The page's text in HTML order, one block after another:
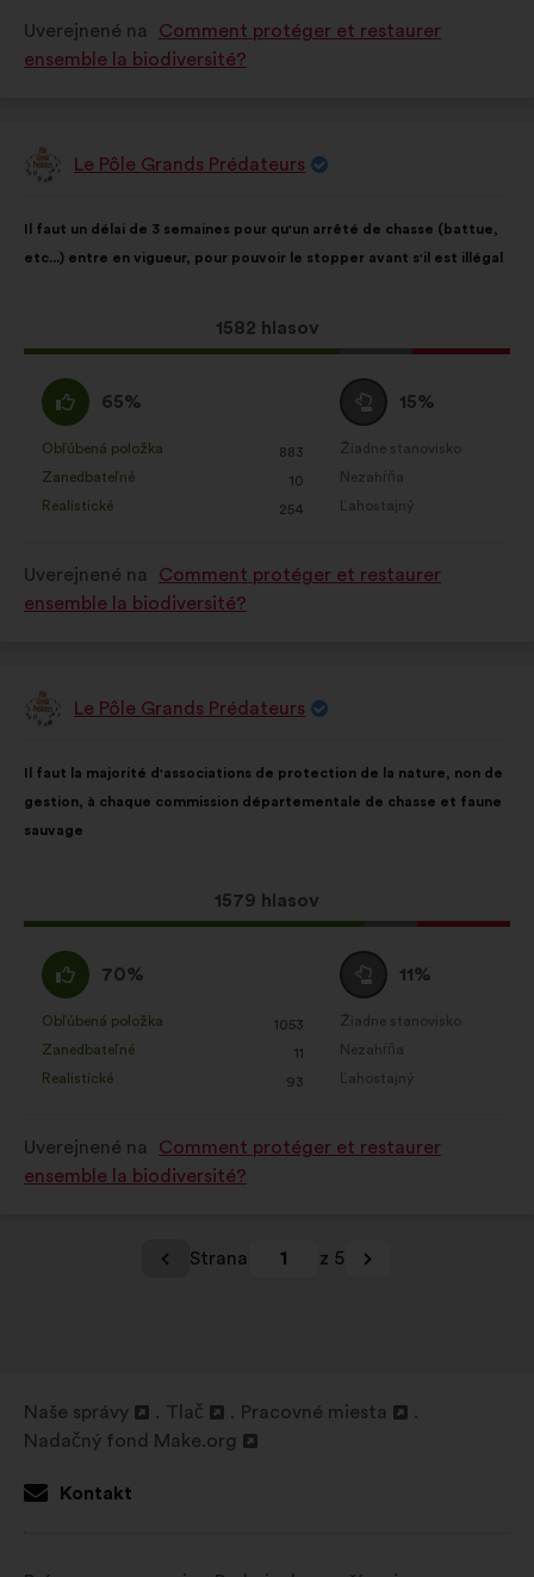
Uverejnené na
Comment protéger et restaurer
ensemble la biodiversité?
Návrh: Le Pôle Grands Prédateurs
návrhu:
Il faut un délai de 3 semaines pour qu'un arrêté de chasse (battue,
etc...) entre en vigueur, pour pouvoir le stopper avant s'il est illégal
Tento
návrh
1582 hlasov
rozdelením:
Súhlasím
:
65%
Obľúbená položka
: 883
krát
Zanedbateľné
: 10
krát
Realistické
: 254
krát
Neutrálny
hlas
:
15%
Žiadne stanovisko
:krát
Nezahŕňa
:krát
Ľahostajný
:krát
Uverejnené na
Comment protéger et restaurer
ensemble la biodiversité?
Návrh: Le Pôle Grands Prédateurs
návrhu:
Il faut la majorité d'associations de protection de la nature, non de
gestion, à chaque commission départementale de chasse et faune
sauvage
Tento
návrh
1579 hlasov
rozdelením:
Súhlasím
:
70%
Obľúbená položka
: 1053
krát
Zanedbateľné
: 11
krát
Realistické
: 93
krát
Neutrálny
hlas
:
11%
Žiadne stanovisko
:krát
Nezahŕňa
:krát
Ľahostajný
:krát
Uverejnené na
Comment protéger et restaurer
ensemble la biodiversité?
Strana 1 z 5
Naše správy
Otvorenie
novej
Tlač
Otvorenie
Pracovné miesta
na
Nadačný fond Make.org
Otvorenie
na
Kontakt